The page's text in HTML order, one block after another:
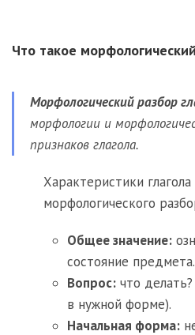
Что такое
Морфологический разбор
морфологии и
признаков глагола.
Характеристики
морфологического
Общее значение:
состояние предмета.
Вопрос: что
в нужной форме).
Начальная форма: